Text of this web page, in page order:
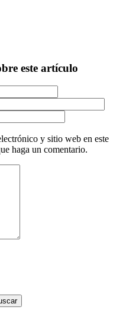
este artículo
y sitio web en este
haga un comentario.